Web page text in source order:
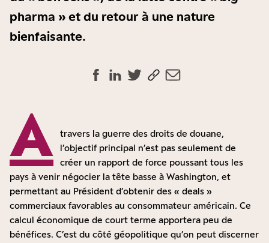
pharma » et du retour à une nature
bienfaisante.
A travers la guerre des droits de douane,
l’objectif principal n’est pas seulement de
créer un rapport de force poussant tous les
pays à venir négocier la tête basse à Washington, et
permettant au Président d’obtenir des « deals »
commerciaux favorables au consommateur américain. Ce
calcul économique de court terme apportera peu de
bénéfices. C’est du côté géopolitique qu’on peut discerner